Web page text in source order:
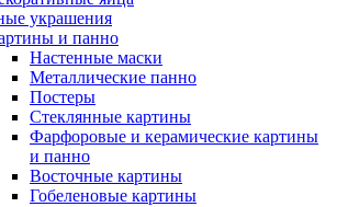
украшения
и панно
Настенные маски
Металлические панно
Постеры
Стеклянные картины
Фарфоровые и керамические картины
и панно
Восточные картины
Гобеленовые картины